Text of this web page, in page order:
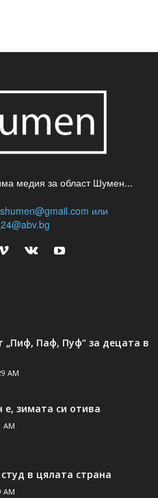
медия за област Шумен...
или
„Пиф, Паф, Пуф“ за децата в
AM
е, зимата си отива
AM
в цялата страна
AM